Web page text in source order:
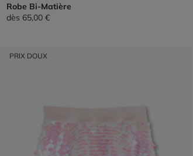
Robe Bi-Matière
dès 65,00 €
PRIX DOUX